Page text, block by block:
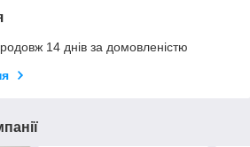
14 днів за домовленістю